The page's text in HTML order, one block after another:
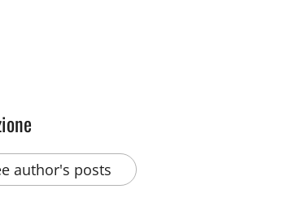
author's posts